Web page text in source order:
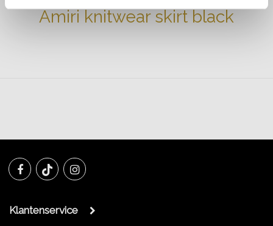
Amiri knitwear skirt black
Klantenservice